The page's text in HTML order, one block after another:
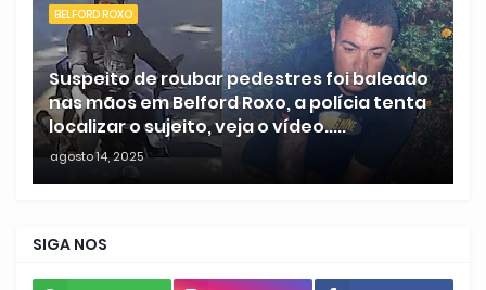
BELFORD ROXO
Suspeito de roubar pedestres foi baleado
nas mãos em Belford Roxo, a polícia tenta
localizar o sujeito, veja o vídeo.....
agosto 14, 2025
SIGA NOS